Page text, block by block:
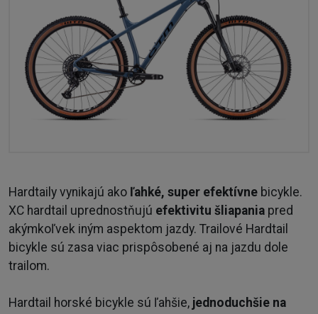
Hardtaily vynikajú ako ľahké, super efektívne bicykle.
XC hardtail uprednostňujú efektivitu šliapania pred
akýmkoľvek iným aspektom jazdy. Trailové Hardtail
bicykle sú zasa viac prispôsobené aj na jazdu dole
trailom.
Hardtail horské bicykle sú ľahšie, jednoduchšie na